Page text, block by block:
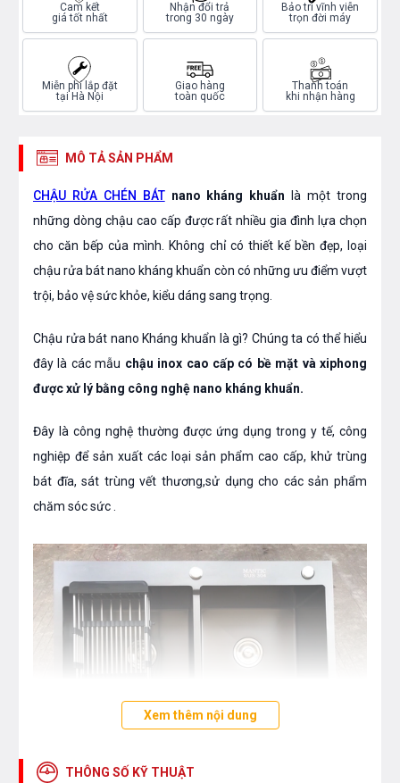
Cam kết
giá tốt nhất
Nhận đổi trả
trong 30 ngày
Bảo trì vĩnh viễn
trọn đời máy
Miễn phí lắp đặt
tại Hà Nội
Giao hàng
toàn quốc
Thanh toán
khi nhận hàng
MÔ TẢ SẢN PHẨM
CHẬU RỬA CHÉN BÁT nano kháng khuẩn là một trong
những dòng chậu cao cấp được rất nhiều gia đình lựa chọn
cho căn bếp của mình. Không chỉ có thiết kế bền đẹp, loại
chậu rửa bát nano kháng khuẩn còn có những ưu điểm vượt
trội, bảo vệ sức khỏe, kiểu dáng sang trọng.
Chậu rửa bát nano Kháng khuẩn là gì? Chúng ta có thể hiểu
đây là các mẫu chậu inox cao cấp có bề mặt và xiphong
được xử lý bằng công nghệ nano kháng khuẩn.
Đây là công nghệ thường được ứng dụng trong y tế, công
nghiệp để sản xuất các loại sản phẩm cao cấp, khử trùng
bát đĩa, sát trùng vết thương,sử dụng cho các sản phẩm
chăm sóc sức .
Xem thêm nội dung
THÔNG SỐ KỸ THUẬT